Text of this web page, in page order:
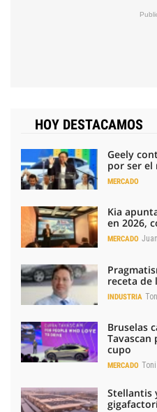
HOY DESTACAMOS
Geely
por ser el
MERCADO
Kia
en 2026,
MERCADO
receta de
INDUSTRIA
Bruselas
cupo
MERCADO
Stellantis